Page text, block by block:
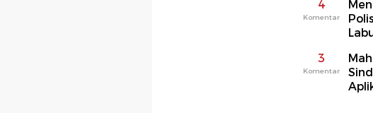
4
Komentar
3
Komentar